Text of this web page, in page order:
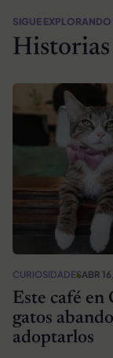
SIGUE EXPLORANDO
Historias
CURIOSIDADESABR
Este café
gatos
adoptarlos